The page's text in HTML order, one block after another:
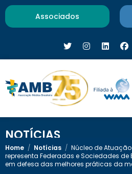
Associados
NOTÍCIAS
Home / Notícias / Núcleo de
representa Federadas e Sociedades
em defesa das melhores práticas da